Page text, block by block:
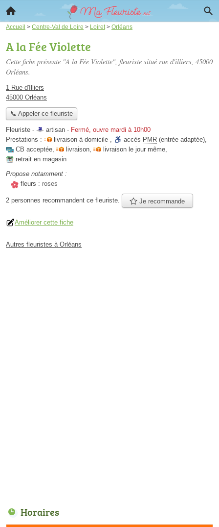
Accueil > Centre-Val de Loire > Loiret > Orléans
A la Fée Violette
Cette fiche présente "A la Fée Violette", fleuriste situé rue d'illiers, 45000
Orléans.
1 Rue d'Illiers
45000 Orléans
📞 Appeler ce fleuriste
Fleuriste - artisan - Fermé, ouvre mardi à 10h00
Prestations :
livraison à domicile , accès PMR (entrée adaptée),
CB acceptée, livraison, livraison le jour même,
retrait en magasin
Propose notamment :
fleurs : roses
2 personnes recommandent ce fleuriste. Je recommande
Améliorer cette fiche
Autres fleuristes à Orléans
Horaires